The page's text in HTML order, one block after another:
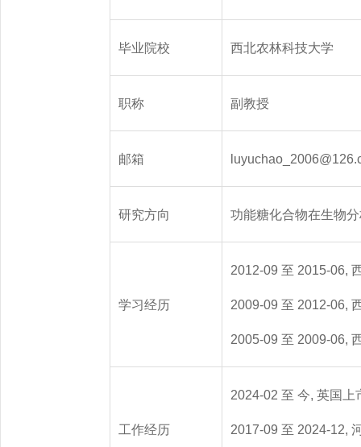
毕业院校 西北农林科技大学
职称 副教授
邮箱
研究方向 功能糖化合物在生物
学习经历
2012-09 至 2015-06,
2009-09 至 2012-06,
2005-09 至 2009-06,
工作经历
2024-02 至 今, 英国
2017-09 至 2024-12,